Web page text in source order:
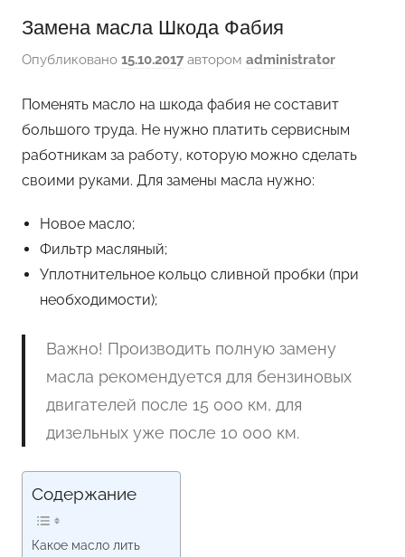
Замена масла Шкода Фабия
Опубликовано 15.10.2017автором administrator
Поменять масло на шкода фабия не составит
большого труда. Не нужно платить сервисным
работникам за работу, которую можно сделать
своими руками. Для замены масла нужно:
Новое масло;
Фильтр масляный;
Уплотнительное кольцо сливной пробки (при
необходимости);
Важно! Производить полную замену
масла рекомендуется для бензиновых
двигателей после 15 000 км, для
дизельных уже после 10 000 км.
Содержание
Какое масло лить